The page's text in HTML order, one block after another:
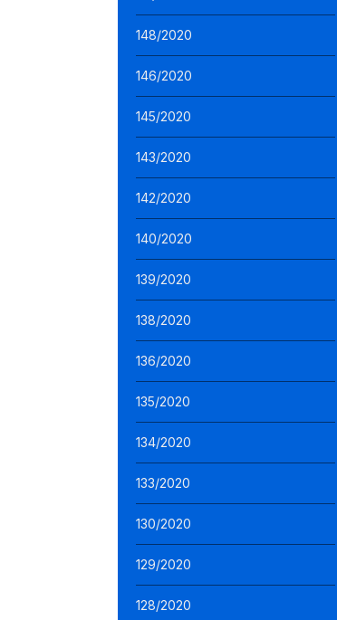
148/2020
146/2020
145/2020
143/2020
142/2020
140/2020
139/2020
138/2020
136/2020
135/2020
134/2020
133/2020
130/2020
129/2020
128/2020